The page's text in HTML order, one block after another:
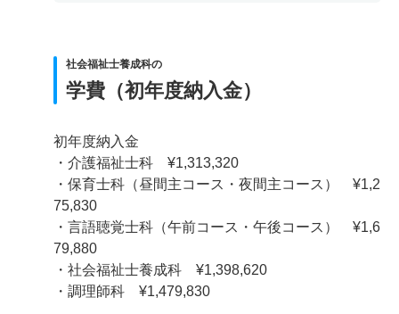
社会福祉士養成科の
学費（初年度納入金）
初年度納入金
・介護福祉士科 ¥1,313,320
・保育士科（昼間主コース・夜間主コース） ¥1,2
75,830
・言語聴覚士科（午前コース・午後コース） ¥1,6
79,880
・社会福祉士養成科 ¥1,398,620
・調理師科 ¥1,479,830